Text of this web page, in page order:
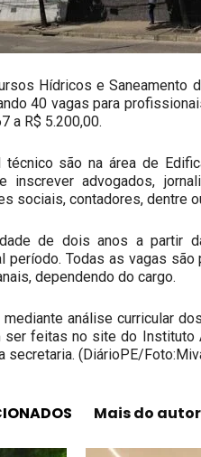
Hídricos e Saneamento
40 vagas para
a R$ 5.200,00.
são na área de
inscrever advogados,
sociais, contadores, dentre
de dois anos a partir
período. Todas as vagas
dependendo do cargo.
análise curricular
ser feitas no site do Instituto
secretaria. (DiárioPE/
Mais do autor